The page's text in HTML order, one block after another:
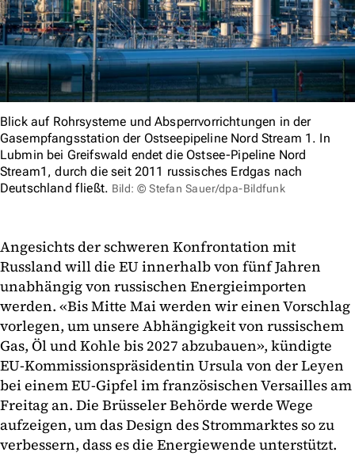
Blick auf Rohrsysteme und Absperrvorrichtungen in der
Gasempfangsstation der Ostseepipeline Nord Stream 1. In
Lubmin bei Greifswald endet die Ostsee-Pipeline Nord
Stream1, durch die seit 2011 russisches Erdgas nach
Deutschland fließt. Bild: © Stefan Sauer/dpa-Bildfunk
Angesichts der schweren Konfrontation mit
Russland will die EU innerhalb von fünf Jahren
unabhängig von russischen Energieimporten
werden. «Bis Mitte Mai werden wir einen Vorschlag
vorlegen, um unsere Abhängigkeit von russischem
Gas, Öl und Kohle bis 2027 abzubauen», kündigte
EU-Kommissionspräsidentin Ursula von der Leyen
bei einem EU-Gipfel im französischen Versailles am
Freitag an. Die Brüsseler Behörde werde Wege
aufzeigen, um das Design des Strommarktes so zu
verbessern, dass es die Energiewende unterstützt.